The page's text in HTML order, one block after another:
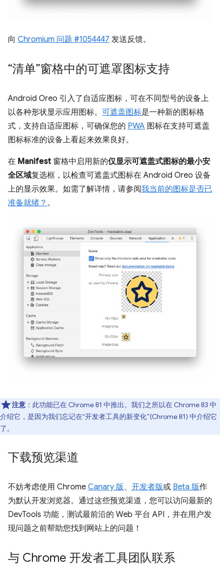
向 Chromium 问题 #1054447 发送反馈。
“清单”窗格中的可遮罩图标支持
Android Oreo 引入了自适应图标，可在不同型号的设备上
以各种形状显示应用图标。 可遮盖图标是一种新的图标格
式，支持自适应图标，可确保您的 PWA 图标在支持可遮盖
图标标准的设备上看起来效果良好。
在 Manifest 窗格中启用新的仅显示可遮盖式图标的最小安
全区域复选框，以检查可遮盖式图标在 Android Oreo 设备
上的显示效果。如需了解详情，请参阅我当前的图标是否已
准备就绪？ 。
注意 ：此功能已在 Chrome 81 中推出。我们之所以在 Chrome 83 中
介绍它，是因为我们忘记在“开发者工具的新变化”(Chrome 81) 中介绍它
了。
下载预览渠道
不妨考虑使用 Chrome Canary 版 、 开发者版或 Beta 版作
为默认开发浏览器。通过这些预览渠道，您可以访问最新的
DevTools 功能，测试最前沿的 Web 平台 API，并在用户发
现问题之前帮助您找到网站上的问题！
与 Chrome 开发者工具团队联系